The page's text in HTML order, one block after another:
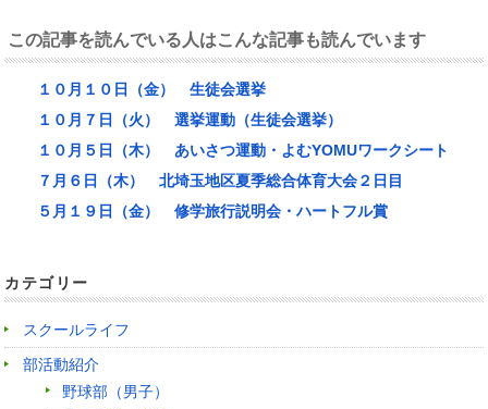
この記事を読んでいる人はこんな記事も読んでいます
１０月１０日（金） 生徒会選挙
１０月７日（火） 選挙運動（生徒会選挙）
１０月５日（木） あいさつ運動・よむYOMUワークシート
７月６日（木） 北埼玉地区夏季総合体育大会２日目
５月１９日（金） 修学旅行説明会・ハートフル賞
カテゴリー
スクールライフ
部活動紹介
野球部（男子）